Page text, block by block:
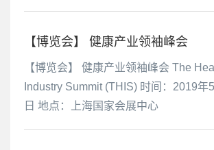
【博览会】 健康产业领袖峰会
【博览会】 健康产业领袖峰会 The
Industry Summit (THIS) 时间：2019年
日 地点：上海国家会展中心